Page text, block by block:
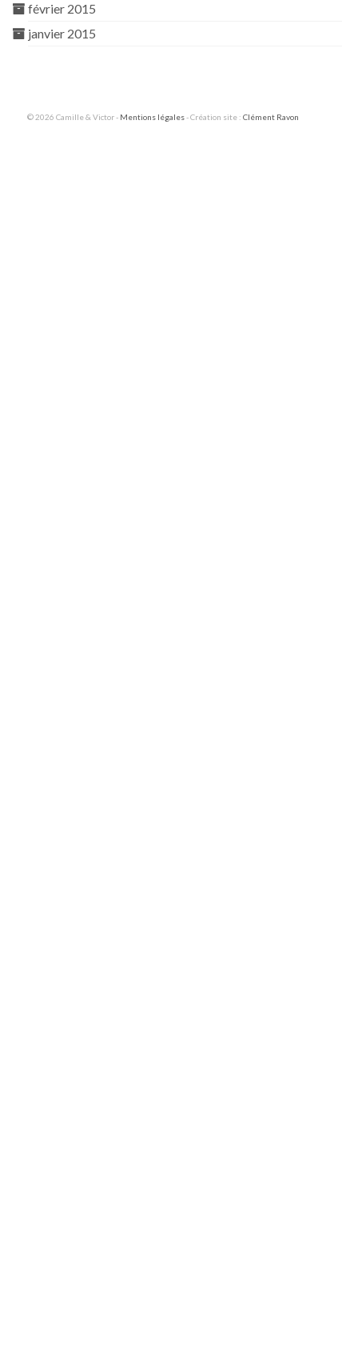
février 2015
janvier 2015
© 2026 Camille & Victor - Mentions légales- Création site : Clément Ravon